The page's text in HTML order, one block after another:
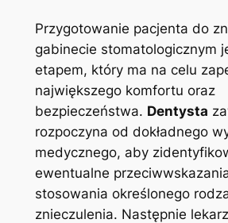
Przygotowanie pacjenta do
gabinecie‌ stomatologicznym
etapem,⁣ który ma na celu
największego komfortu oraz‍
bezpieczeństwa. Dentysta
rozpoczyna od dokładnego
⁤medycznego, aby
ewentualne
stosowania określonego
znieczulenia. Następnie